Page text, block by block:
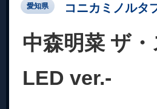
愛知県 コニカミノルタ
中森明菜 ザ
LED ver.-